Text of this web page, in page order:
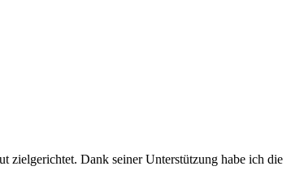
zielgerichtet. Dank seiner Unterstützung habe ich die